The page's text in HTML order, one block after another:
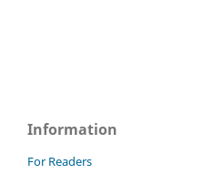
Information
For Readers